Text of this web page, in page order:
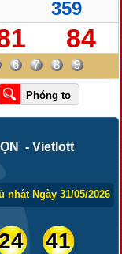
359
84
6 7 8 9
- Vietlott
nhật Ngày 31/05/2026
41